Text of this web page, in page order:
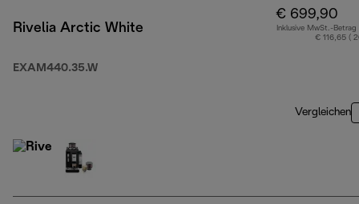
Rivelia Arctic White
EXAM440.35.W
€ 699,90
Inklusive MwSt.-Betrag
€ 116,65 (
Vergleichen